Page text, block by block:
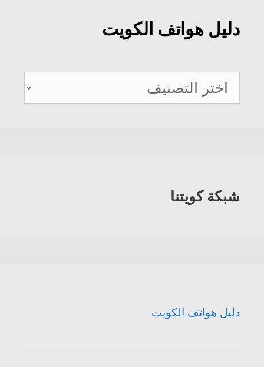
دليل هواتف الكويت
دليل
هواتف
شبكة كويتنا
دليل هواتف الكويت